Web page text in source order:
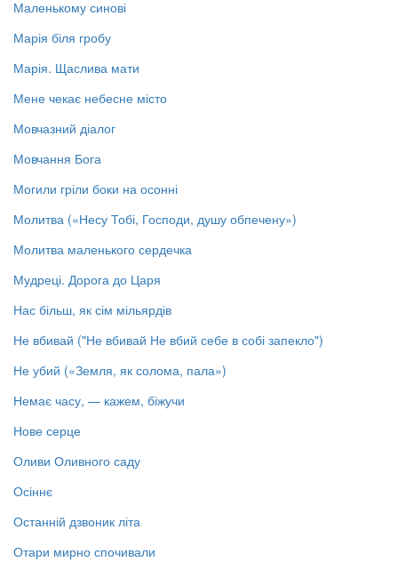
Маленькому синові
Марія біля гробу
Марія. Щаслива мати
Мене чекає небесне місто
Мовчазний діалог
Мовчання Бога
Могили гріли боки на осонні
Молитва («Несу Тобі, Господи, душу обпечену»)
Молитва маленького сердечка
Мудреці. Дорога до Царя
Нас більш, як сім мільярдів
Не вбивай ("Не вбивай Не вбий себе в собі запекло")
Не убий («Земля, як солома, пала»)
Немає часу, — кажем, біжучи
Нове серце
Оливи Оливного саду
Осіннє
Останній дзвоник літа
Отари мирно спочивали